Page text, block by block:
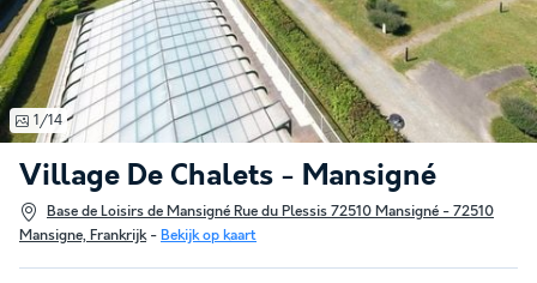
Village De Chalets - Mansigné
Base de Loisirs de Mansigné Rue du Plessis 72510 Mansigné - 72510
Mansigne, Frankrijk- Bekijk op kaart
1/14